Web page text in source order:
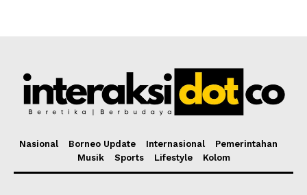
Nasional Borneo Update Internasional
Pemerintahan
Musik
Sports Lifestyle Kolom